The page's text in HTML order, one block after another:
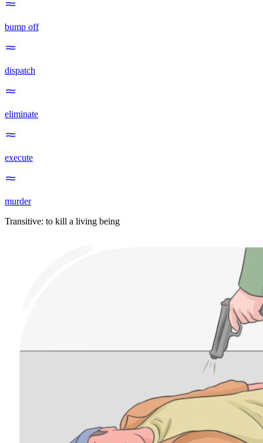
bump off
dispatch
eliminate
execute
murder
Transitive: to kill a living being